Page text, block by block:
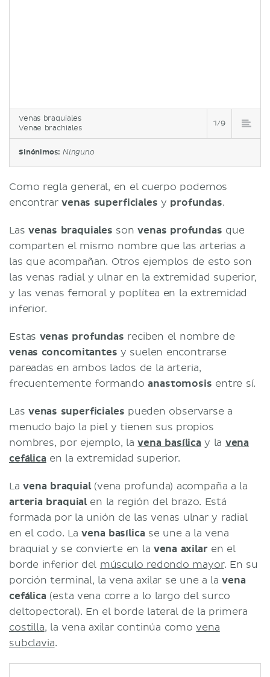
Venas braquiales
Venae brachiales
1/9
Sinónimos: Ninguno
Como regla general, en el cuerpo podemos
encontrar venas superficiales y profundas.
Las venas braquiales sonvenas profundas que
comparten el mismo nombre que las arterias a
las que acompañan. Otros ejemplos de esto son
las venas radial y ulnar en la extremidad superior,
y las venas femoral y poplítea en la extremidad
inferior.
Estas venas profundas reciben el nombre de
venas concomitantes y suelen encontrarse
pareadas en ambos lados de la arteria,
frecuentemente formandoanastomosis entre sí.
Las venas superficiales pueden observarse a
menudo bajo la piel y tienen sus propios
nombres, por ejemplo, lavena basílica y la vena
cefálica en la extremidad superior.
Lavena braquial(vena profunda) acompaña a la
arteria braquialen la región del brazo. Está
formada por la unión de las venas ulnar y radial
en el codo. La vena basílica se une a la vena
braquial y se convierte en la vena axilaren el
borde inferior del músculo redondo mayor. En su
porción terminal, la vena axilar se une a lavena
cefálica (esta vena corre a lo largo del surco
deltopectoral). En el borde lateral de la primera
costilla, la vena axilar continúa comovena
subclavia.